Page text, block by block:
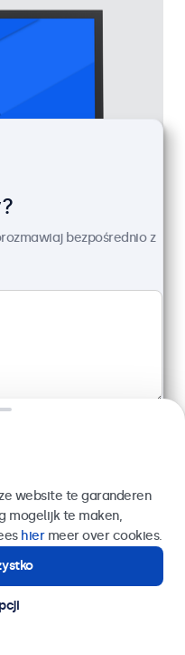
Dodaj do koszyka
bezpośrednio z
22 397 04 43
website te garanderen
mogelijk te maken,
hiermeer over cookies.